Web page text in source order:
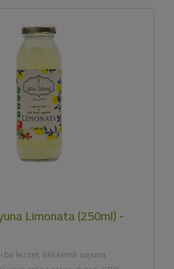
Limonata (250ml) -
bir lezzet, ilikli kemik suyuna